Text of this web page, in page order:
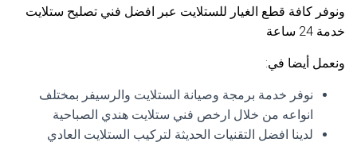
ونوفر كافة قطع الغيار للستلايت عبر افضل فني تصليح ستلايت
خدمة 24 ساعة
ونعمل أيضا في:
نوفر خدمة برمجة وصيانة الستلايت والرسيفر بمختلف
انواعه من خلال ارخص فني ستلايت هندي الصباحية
لدينا افضل التقنيات الحديثة لتركيب الستلايت العادي